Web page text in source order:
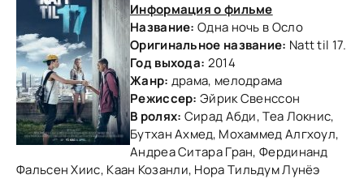
Информация о фильме
Название: Одна ночь в Осло
Оригинальное название: Natt til 17.
Год выхода: 2014
Жанр: драма, мелодрама
Режиссер: Эйрик Свенссон
В ролях: Сирад Абди, Теа Локнис,
Бутхан Ахмед, Мохаммед Алгхоул,
Андреа Ситара Гран, Фердинанд
Фальсен Хиис, Каан Козанли, Нора Тильдум Лунёэ